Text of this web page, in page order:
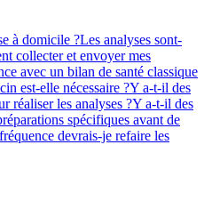
à domicile ?Les analyses sont-
collecter et envoyer mes
avec un bilan de santé classique
est-elle nécessaire ?Y a-t-il des
réaliser les analyses ?Y a-t-il des
spécifiques avant de
devrais-je refaire les